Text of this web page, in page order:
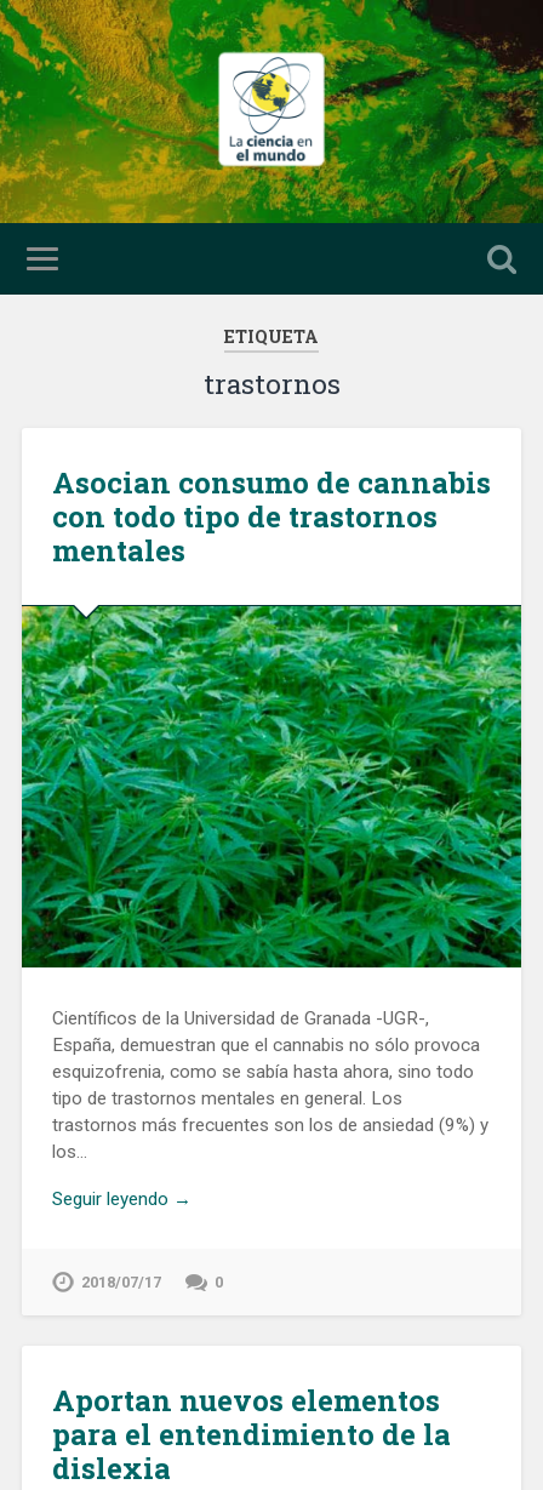
ETIQUETA
trastornos
Asocian consumo de cannabis
con todo tipo de trastornos
mentales
Científicos de la Universidad de Granada -UGR-,
España, demuestran que el cannabis no sólo provoca
esquizofrenia, como se sabía hasta ahora, sino todo
tipo de trastornos mentales en general. Los
trastornos más frecuentes son los de ansiedad (9%) y
los…
Seguir leyendo →
2018/07/17 0
Aportan nuevos elementos
para el entendimiento de la
dislexia